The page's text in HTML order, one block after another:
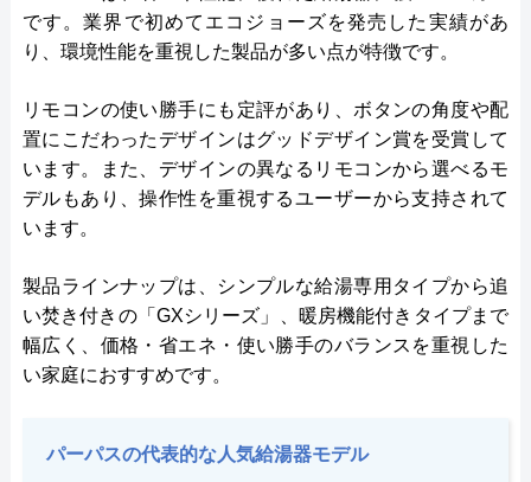
です。業界で初めてエコジョーズを発売した実績があ
り、環境性能を重視した製品が多い点が特徴です。
リモコンの使い勝手にも定評があり、ボタンの角度や配
置にこだわったデザインはグッドデザイン賞を受賞して
います。また、デザインの異なるリモコンから選べるモ
デルもあり、操作性を重視するユーザーから支持されて
います。
製品ラインナップは、シンプルな給湯専用タイプから追
い焚き付きの「GXシリーズ」、暖房機能付きタイプまで
幅広く、価格・省エネ・使い勝手のバランスを重視した
い家庭におすすめです。
パーパスの代表的な人気給湯器モデル